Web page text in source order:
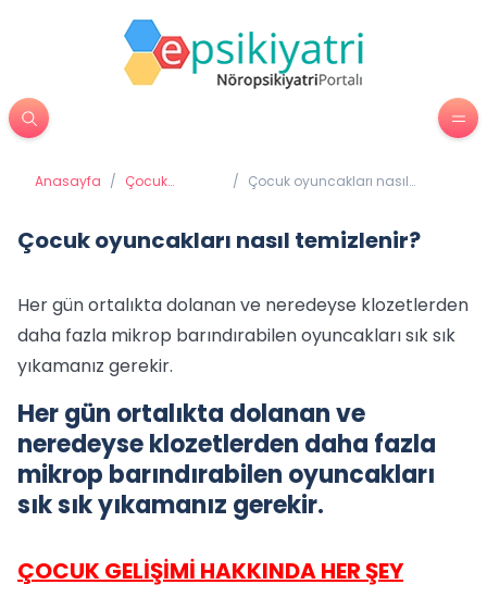
Anasayfa / Çocuk
/ Çocuk oyuncakları nasıl
Çocuk oyuncakları nasıl temizlenir?
Her gün ortalıkta dolanan ve neredeyse klozetlerden
daha fazla mikrop barındırabilen oyuncakları sık sık
yıkamanız gerekir.
Her gün ortalıkta dolanan ve
neredeyse klozetlerden daha fazla
mikrop barındırabilen oyuncakları
sık sık yıkamanız gerekir.
ÇOCUK GELİŞİMİ HAKKINDA HER ŞEY